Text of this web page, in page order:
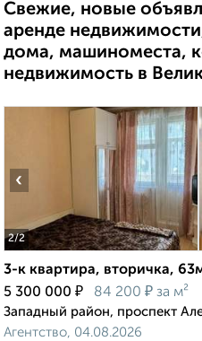
Свежие, новые
аренде
дома, машиноместа,
недвижимость в
2/2
‹
3-к квартира, вторичка,
5 300 000 ₽ 84 200 ₽ за м²
Западный район, проспект
Агентство, 04.08.2026